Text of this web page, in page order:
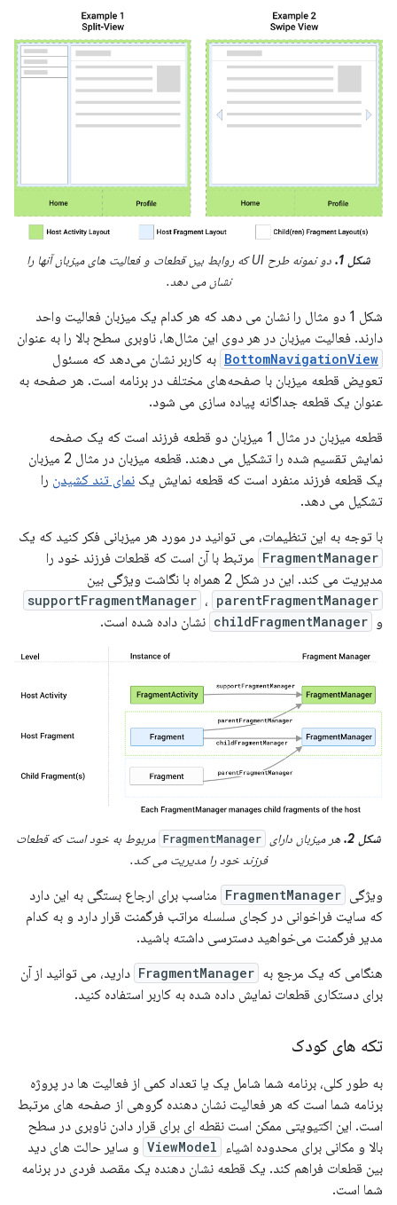
شکل 1.
دو نمونه طرح UI که روابط بین قطعات و فعالیت های میزبان آنها را
نشان می دهد.
شکل 1 دو مثال را نشان می دهد که هر کدام یک میزبان فعالیت واحد
دارند. فعالیت میزبان در هر دوی این مثال‌ها، ناوبری سطح بالا را به عنوان
BottomNavigationView به کاربر نشان می‌دهد که مسئول
تعویض قطعه میزبان با صفحه‌های مختلف در برنامه است. هر صفحه به
عنوان یک قطعه جداگانه پیاده سازی می شود.
قطعه میزبان در مثال 1 میزبان دو قطعه فرزند است که یک صفحه
نمایش تقسیم شده را تشکیل می دهند. قطعه میزبان در مثال 2 میزبان
یک قطعه فرزند منفرد است که قطعه نمایش یک نمای تند کشیدن را
تشکیل می دهد.
با توجه به این تنظیمات، می توانید در مورد هر میزبانی فکر کنید که یک
FragmentManager مرتبط با آن است که قطعات فرزند خود را
مدیریت می کند. این در شکل 2 همراه با نگاشت ویژگی بین
supportFragmentManager ، parentFragmentManager
و childFragmentManager نشان داده شده است.
شکل 2. هر میزبان دارای FragmentManager مربوط به خود است که قطعات
فرزند خود را مدیریت می کند.
ویژگی FragmentManager مناسب برای ارجاع بستگی به این دارد
که سایت فراخوانی در کجای سلسله مراتب فرگمنت قرار دارد و به کدام
مدیر فرگمنت می‌خواهید دسترسی داشته باشید.
هنگامی که یک مرجع به FragmentManager دارید، می توانید از آن
برای دستکاری قطعات نمایش داده شده به کاربر استفاده کنید.
تکه های کودک
به طور کلی، برنامه شما شامل یک یا تعداد کمی از فعالیت ها در پروژه
برنامه شما است که هر فعالیت نشان دهنده گروهی از صفحه های مرتبط
است. این اکتیویتی ممکن است نقطه ای برای قرار دادن ناوبری در سطح
بالا و مکانی برای محدوده اشیاء ViewModel و سایر حالت های دید
بین قطعات فراهم کند. یک قطعه نشان دهنده یک مقصد فردی در برنامه
شما است.